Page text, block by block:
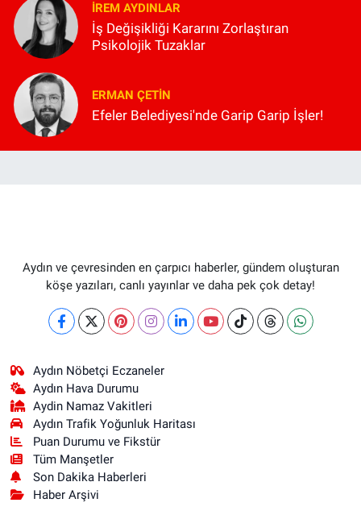
İREM AYDINLAR
İş Değişikliği Kararını Zorlaştıran
Psikolojik Tuzaklar
ERMAN ÇETIN
Efeler Belediyesi'nde Garip Garip İşler!
Aydın ve çevresinden en çarpıcı haberler, gündem oluşturan
köşe yazıları, canlı yayınlar ve daha pek çok detay!
Aydın Nöbetçi Eczaneler
Aydın Hava Durumu
Aydin Namaz Vakitleri
Aydın Trafik Yoğunluk Haritası
Puan Durumu ve Fikstür
Tüm Manşetler
Son Dakika Haberleri
Haber Arşivi